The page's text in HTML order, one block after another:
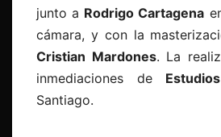
junto a Rodrigo Cartagena
cámara, y con la
Cristian Mardones. La
inmediaciones de
Santiago.